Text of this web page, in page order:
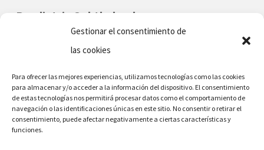
Gestionar el consentimiento de
las cookies
Para ofrecer las mejores experiencias, utilizamos tecnologías como las cookies
para almacenar y/o acceder a la información del dispositivo. El consentimiento
de estas tecnologías nos permitirá procesar datos como el comportamiento de
navegación o las identificaciones únicas en este sitio. No consentir o retirar el
consentimiento, puede afectar negativamente a ciertas características y
funciones.
Paediatric Ophthalmology